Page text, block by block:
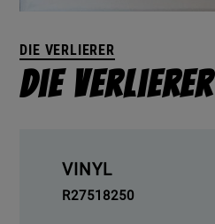
DIE VERLIERER
Die Verlierer
VINYL
R27518250